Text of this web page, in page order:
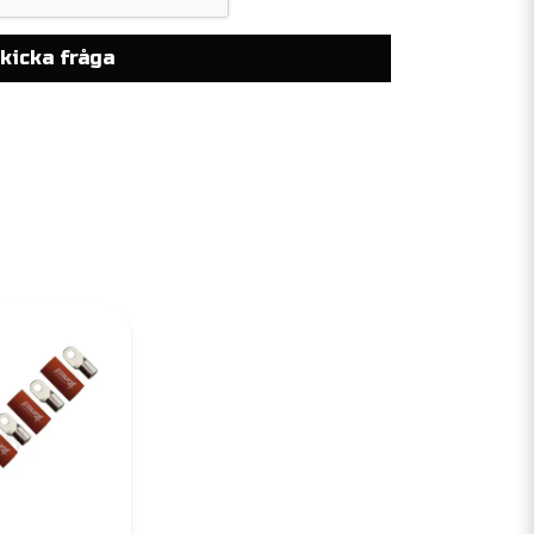
fråga